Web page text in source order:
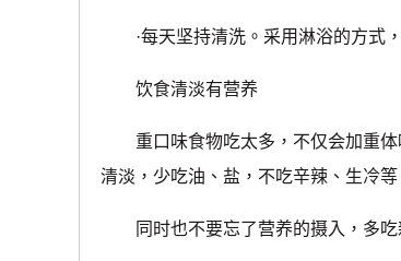
·每天坚持清洗。采用淋浴的方式，
饮食清淡有营养
重口味食物吃太多，不仅会加重体
清淡，少吃油、盐，不吃辛辣、生冷等
同时也不要忘了营养的摄入，多吃